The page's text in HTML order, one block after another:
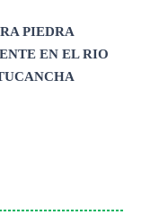
PIEDRA
EN EL RIO